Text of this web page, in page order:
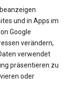
und in Apps im
Google
verändern,
verwendet
präsentieren zu
oder